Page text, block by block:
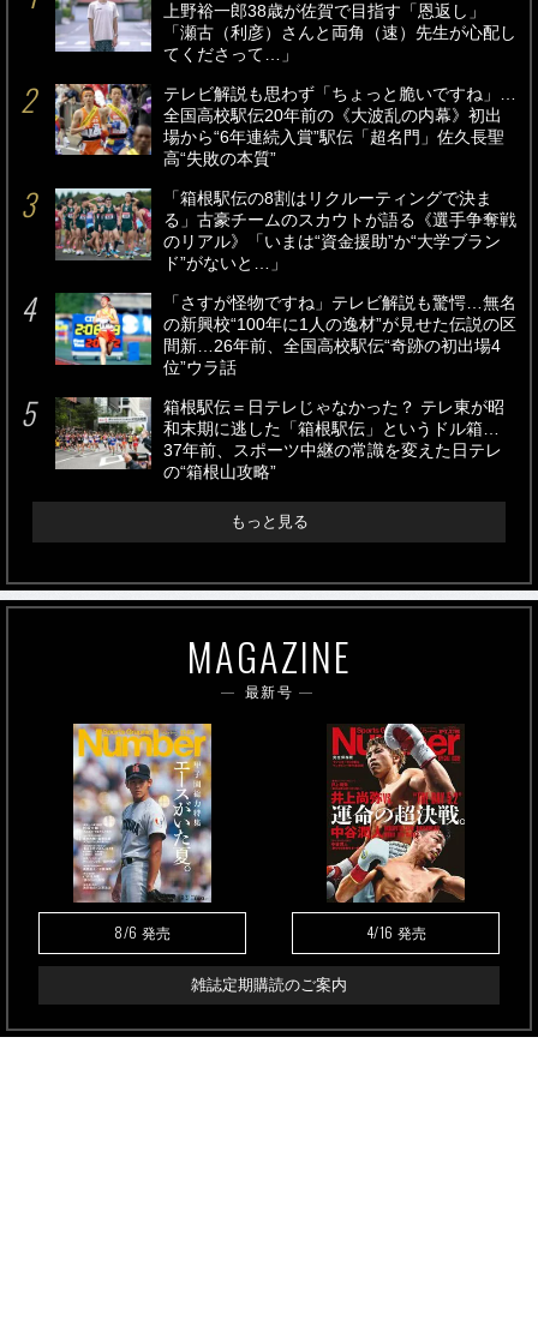
上野裕一郎38歳が佐賀で目指す「恩返し」
「瀬古（利彦）さんと両角（速）先生が心配し
てくださって…」
テレビ解説も思わず「ちょっと脆いですね」…
全国高校駅伝20年前の《大波乱の内幕》初出
場から“6年連続入賞”駅伝「超名門」佐久長聖
高“失敗の本質”
「箱根駅伝の8割はリクルーティングで決ま
る」古豪チームのスカウトが語る《選手争奪戦
のリアル》「いまは“資金援助”か“大学ブラン
ド”がないと…」
「さすが怪物ですね」テレビ解説も驚愕…無名
の新興校“100年に1人の逸材”が見せた伝説の区
間新…26年前、全国高校駅伝“奇跡の初出場4
位”ウラ話
箱根駅伝＝日テレじゃなかった？ テレ東が昭
和末期に逃した「箱根駅伝」というドル箱…
37年前、スポーツ中継の常識を変えた日テレ
の“箱根山攻略”
もっと見る
MAGAZINE
最新号
8/6 発売 4/16 発売
雑誌定期購読のご案内